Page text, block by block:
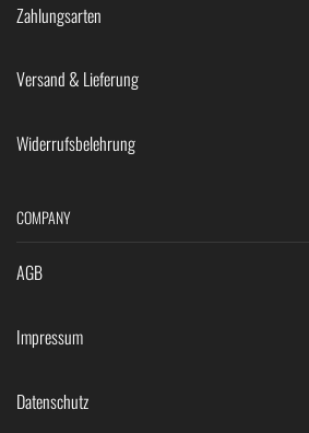
Zahlungsarten
Versand & Lieferung
Widerrufsbelehrung
COMPANY
AGB
Impressum
Datenschutz